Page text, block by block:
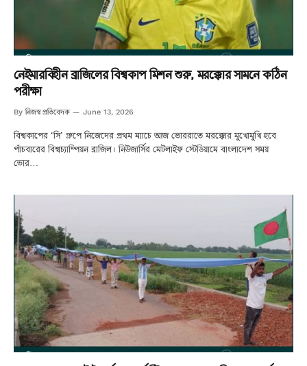
নেইমারবিহীন ব্রাজিলের বিশ্বকাপ মিশন শুরু, মরক্কোর সামনে কঠিন
পরীক্ষা
By নিজস্ব প্রতিবেদক June 13, 2026
বিশ্বকাপের ‘সি’ গ্রুপে নিজেদের প্রথম ম্যাচে আজ ভোররাতে মরক্কোর মুখোমুখি হবে
পাঁচবারের বিশ্বচ্যাম্পিয়ন ব্রাজিল। নিউজার্সির মেটলাইফ স্টেডিয়ামে বাংলাদেশ সময়
ভোর…